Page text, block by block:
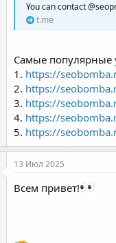
You can contact
t.me
Самые популярные
1. https://
2. https://
3. https://
4. https://
5. https://
13 Июл 2025
Всем привет!